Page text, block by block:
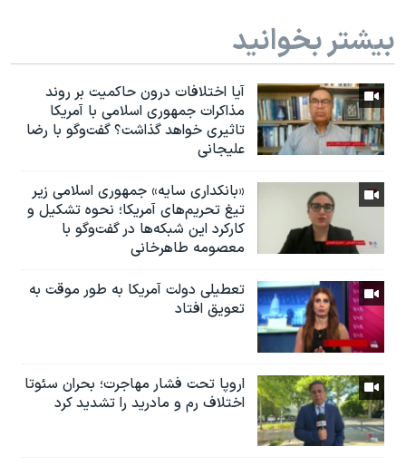
بیشتر بخوانید
آیا اختلافات درون حاکمیت بر روند
مذاکرات جمهوری اسلامی با آمریکا
تاثیری خواهد گذاشت؟ گفت‌وگو با رضا
علیجانی
«بانکداری سایه» جمهوری اسلامی زیر
تیغ تحریم‌های آمریکا؛ نحوه تشکیل و
کارکرد این شبکه‌ها در گفت‌وگو با
معصومه طاهرخانی
تعطیلی دولت آمریکا به طور موقت به
تعویق افتاد
اروپا تحت فشار مهاجرت؛ بحران سئوتا
اختلاف رم و مادرید را تشدید کرد